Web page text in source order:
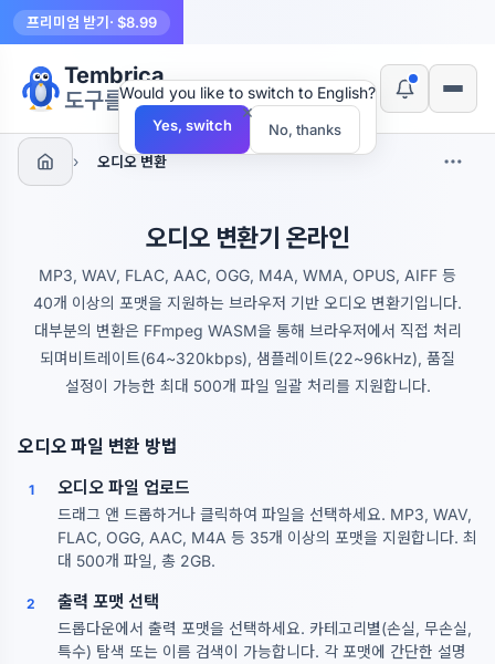
프리미엄 받기· $8.99
Tembrica
도구를 만듭니다
› 오디오 변환
오디오 변환기 온라인
MP3, WAV, FLAC, AAC, OGG, M4A, WMA, OPUS, AIFF 등
40개 이상의 포맷을 지원하는 브라우저 기반 오디오 변환기입니다.
대부분의 변환은 FFmpeg WASM을 통해 브라우저에서 직접 처리
되며비트레이트(64~320kbps), 샘플레이트(22~96kHz), 품질
설정이 가능한 최대 500개 파일 일괄 처리를 지원합니다.
오디오 파일 변환 방법
1 오디오 파일 업로드
드래그 앤 드롭하거나 클릭하여 파일을 선택하세요. MP3, WAV,
FLAC, OGG, AAC, M4A 등 35개 이상의 포맷을 지원합니다. 최
대 500개 파일, 총 2GB.
2 출력 포맷 선택
드롭다운에서 출력 포맷을 선택하세요. 카테고리별(손실, 무손실,
특수) 탐색 또는 이름 검색이 가능합니다. 각 포맷에 간단한 설명
×
Would you like to switch to English?
Yes, switch No, thanks